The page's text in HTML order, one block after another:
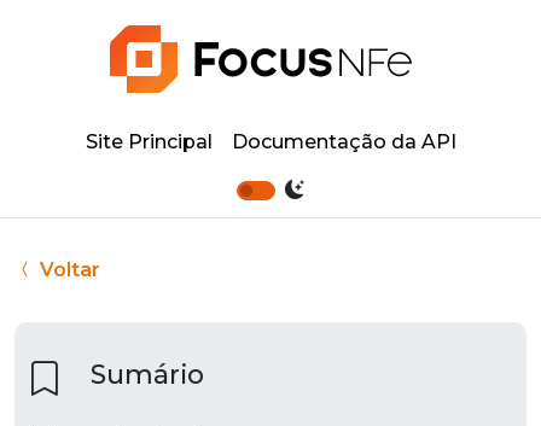
Site Principal Documentação da API
Voltar
Sumário